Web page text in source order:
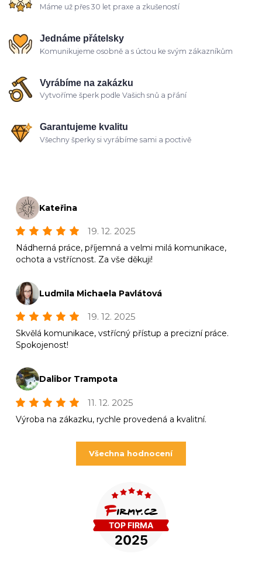
Máme už přes 30 let praxe a zkušeností
Jednáme přátelsky
Komunikujeme osobně a s úctou ke svým zákazníkům
Vyrábíme na zakázku
Vytvoříme šperk podle Vašich snů a přání
Garantujeme kvalitu
Všechny šperky si vyrábíme sami a poctivě
Kateřina
19. 12. 2025
Nádherná práce, příjemná a velmi milá komunikace,
ochota a vstřícnost. Za vše děkuji!
Ludmila Michaela Pavlátová
19. 12. 2025
Skvělá komunikace, vstřícný přístup a precizní práce.
Spokojenost!
Dalibor Trampota
11. 12. 2025
Výroba na zákazku, rychle provedená a kvalitní.
Všechna hodnocení